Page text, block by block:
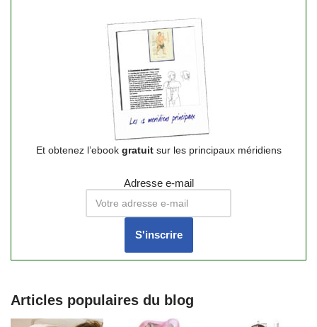
Et obtenez l’ebook gratuitsur les principaux méridiens
Adresse e-mail
Articles populaires du blog